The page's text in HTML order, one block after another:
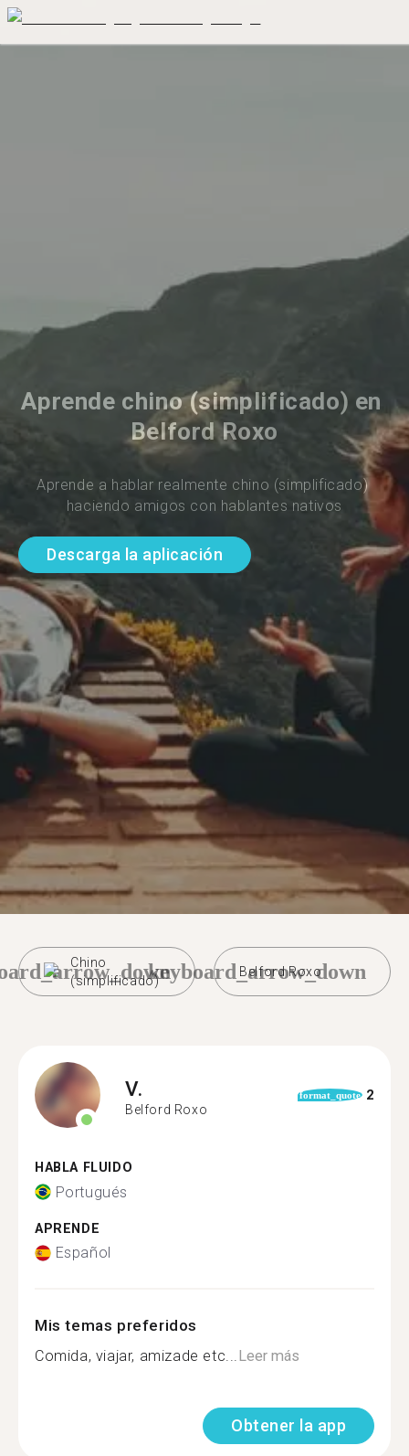
Aprende chino (simplificado) en
Belford Roxo
Aprende a hablar realmente chino (simplificado)
haciendo amigos con hablantes nativos
Descarga la aplicación
Chino
(simplificado)
Belford Roxo
keyboard_arrow_down
V.
Belford Roxo
format_quote 2
HABLA FLUIDO
Portugués
APRENDE
Español
Mis temas preferidos
Comida, viajar, amizade etc...Leer más
Obtener la app